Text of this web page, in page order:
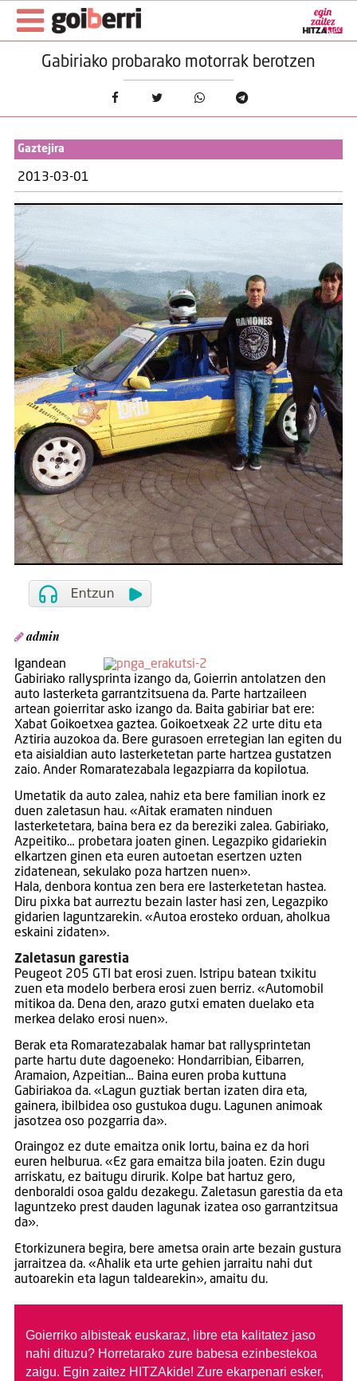
Gabiriako probarako motorrak berotzen
Gaztejira
2013-03-01
admin
Igandean
Gabiriako rallysprinta izango da, Goierrin antolatzen den
auto lasterketa garrantzitsuena da. Parte hartzaileen
artean goierritar asko izango da. Baita gabiriar bat ere:
Xabat Goikoetxea gaztea. Goikoetxeak 22 urte ditu eta
Aztiria auzokoa da. Bere gurasoen erretegian lan egiten du
eta aisialdian auto lasterketetan parte hartzea gustatzen
zaio. Ander Romaratezabala legazpiarra da kopilotua.
Umetatik da auto zalea, nahiz eta bere familian inork ez
duen zaletasun hau. «Aitak eramaten ninduen
lasterketetara, baina bera ez da bereziki zalea. Gabiriako,
Azpeitiko… probetara joaten ginen. Legazpiko gidariekin
elkartzen ginen eta euren autoetan esertzen uzten
zidatenean, sekulako poza hartzen nuen».
Hala, denbora kontua zen bera ere lasterketetan hastea.
Diru pixka bat aurreztu bezain laster hasi zen, Legazpiko
gidarien laguntzarekin. «Autoa erosteko orduan, aholkua
eskaini zidaten».
Zaletasun garestia
Peugeot 205 GTI bat erosi zuen. Istripu batean txikitu
zuen eta modelo berbera erosi zuen berriz. «Automobil
mitikoa da. Dena den, arazo gutxi ematen duelako eta
merkea delako erosi nuen».
Berak eta Romaratezabalak hamar bat rallysprintetan
parte hartu dute dagoeneko: Hondarribian, Eibarren,
Aramaion, Azpeitian… Baina euren proba kuttuna
Gabiriakoa da. «Lagun guztiak bertan izaten dira eta,
gainera, ibilbidea oso gustukoa dugu. Lagunen animoak
jasotzea oso pozgarria da».
Oraingoz ez dute emaitza onik lortu, baina ez da hori
euren helburua. «Ez gara emaitza bila joaten. Ezin dugu
arriskatu, ez baitugu dirurik. Kolpe bat hartuz gero,
denboraldi osoa galdu dezakegu. Zaletasun garestia da eta
laguntzeko prest dauden lagunak izatea oso garrantzitsua
da».
Etorkizunera begira, bere ametsa orain arte bezain gustura
jarraitzea da. «Ahalik eta urte gehien jarraitu nahi dut
autoarekin eta lagun taldearekin», amaitu du.
Goierriko albisteak euskaraz, libre eta kalitatez jaso
nahi dituzu? Horretarako zure babesa ezinbestekoa
zaigu. Egin zaitez HITZAkide! Zure ekarpenari esker,